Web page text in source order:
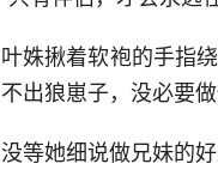
叶姝揪着软袍的手指
不出狼崽子，没必要
没等她细说做兄妹的